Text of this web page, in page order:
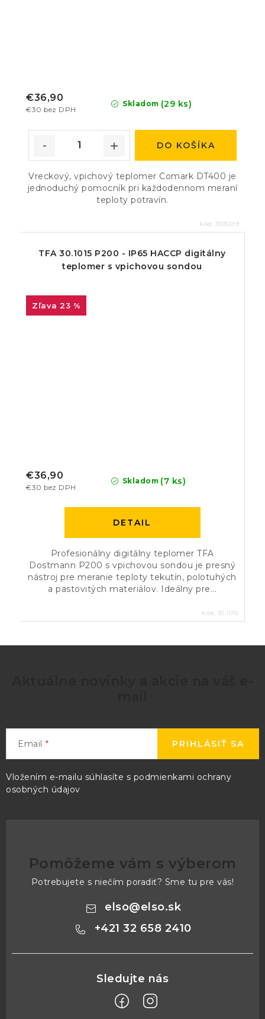
Skladom (29 ks)
€30 bez DPH
€36,90
DO KOŠÍKA
Vreckový, vpichový teplomer Comark DT400 je
jednoduchý pomocník pri každodennom meraní
teploty potravín.
Kód: 3305019
TFA 30.1015 P200 - IP65 HACCP digitálny
teplomer s vpichovou sondou
23 %
Skladom (7 ks)
€30 bez DPH
€36,90
DETAIL
Profesionálny digitálny teplomer TFA
Dostmann P200 s vpichovou sondou je presný
nástroj pre meranie teploty tekutín, polotuhých
a pastovitých materiálov. Ideálny pre...
Kód: 30.1015
Email
Vložením e-mailu súhlasíte s podmienkami ochrany
osobných údajov
PRIHLÁSIŤ SA
Pomôžeme vám s výberom
Potrebujete s niečím poradiť? Sme tu pre vás!
elso@elso.sk
+421 32 658 2410